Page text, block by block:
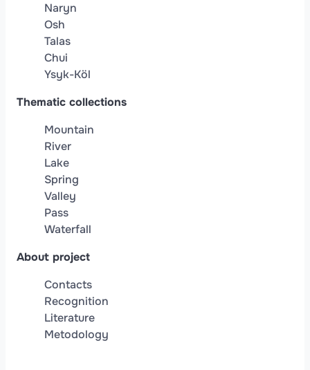
Naryn
Osh
Talas
Chui
Ysyk-Köl
Thematic collections
Mountain
River
Lake
Spring
Valley
Pass
Waterfall
About project
Contacts
Recognition
Literature
Metodology